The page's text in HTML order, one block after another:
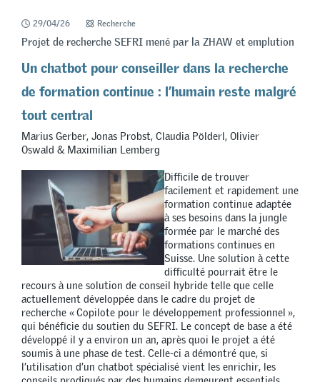
29/04/26 Recherche
Projet de recherche SEFRI mené par la ZHAW et emplution
Un chatbot pour conseiller dans la recherche
de formation continue : l’humain reste malgré
tout central
Marius Gerber, Jonas Probst, Claudia Pölderl, Olivier
Oswald & Maximilian Lemberg
Difficile de trouver
facilement et rapidement une
formation continue adaptée
à ses besoins dans la jungle
formée par le marché des
formations continues en
Suisse. Une solution à cette
difficulté pourrait être le
recours à une solution de conseil hybride telle que celle
actuellement développée dans le cadre du projet de
recherche « Copilote pour le développement professionnel »,
qui bénéficie du soutien du SEFRI. Le concept de base a été
développé il y a environ un an, après quoi le projet a été
soumis à une phase de test. Celle-ci a démontré que, si
l’utilisation d’un chatbot spécialisé vient les enrichir, les